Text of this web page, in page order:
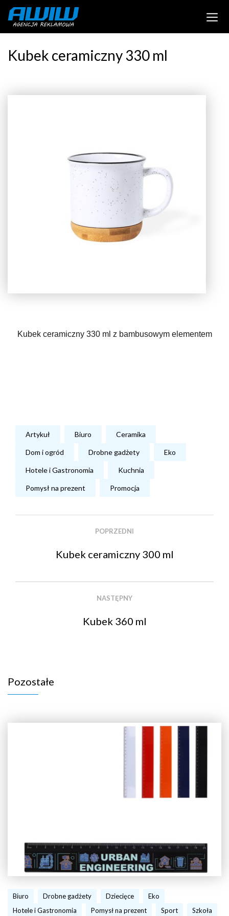
Kubek ceramiczny 330 ml
Kubek ceramiczny 330 ml z bambusowym elementem
Artykuł Biuro Ceramika
Dom i ogród Drobne gadżety Eko
Hotele i Gastronomia Kuchnia
Pomysł na prezent Promocja
POPRZEDNI
Kubek ceramiczny 300 ml
NASTĘPNY
Kubek 360 ml
Pozostałe
Biuro Drobne gadżety Dziecięce
Eko
Hotele i Gastronomia
Pomysł na prezent Sport Szkoła